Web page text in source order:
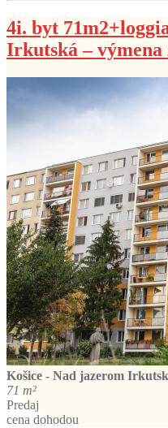
4i. byt
Irkutská – výmena
Košice - Nad jazerom
71 m²
Predaj
cena dohodou